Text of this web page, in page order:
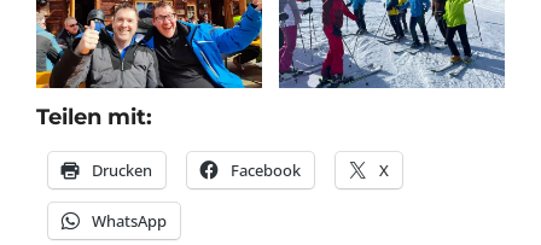
Teilen mit:
Drucken Facebook X
WhatsApp